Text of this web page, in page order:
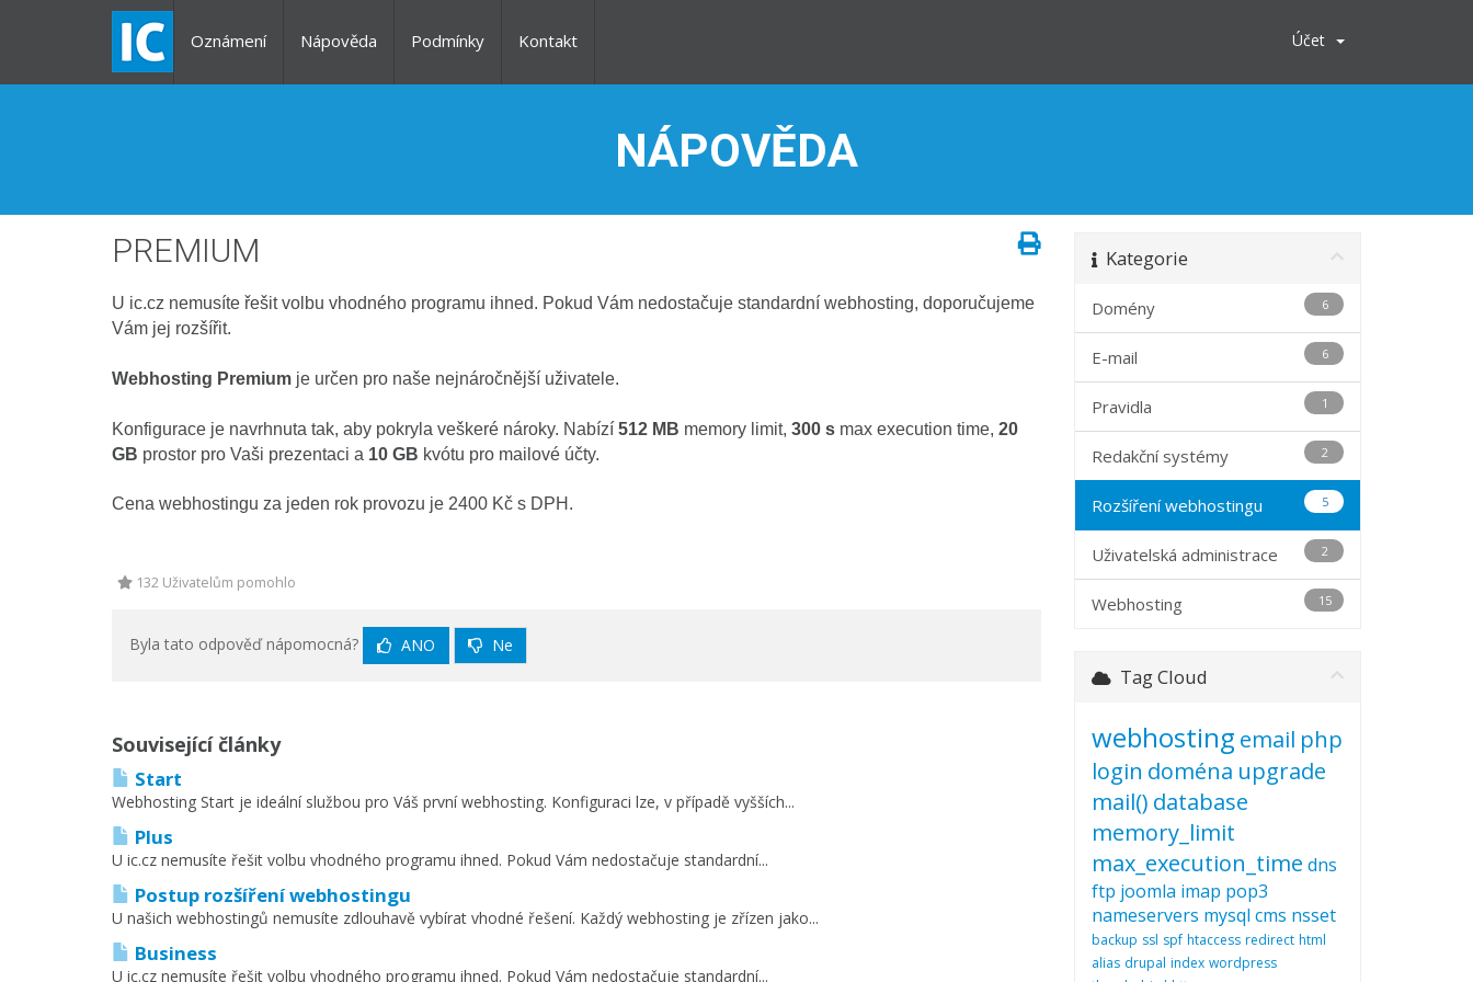
Účet
Oznámení Nápověda Podmínky Kontakt
NÁPOVĚDA
Kategorie
6
Domény
6
E-mail
1
Pravidla
2
Redakční systémy
5
Rozšíření webhostingu
2
Uživatelská administrace
15
Webhosting
PREMIUM
U ic.cz nemusíte řešit volbu vhodného programu ihned. Pokud Vám nedostačuje standardní webhosting, doporučujeme
Vám jej rozšířit.
Webhosting Premium je určen pro naše nejnáročnější uživatele.
Konfigurace je navrhnuta tak, aby pokryla veškeré nároky. Nabízí 512 MB memory limit, 300 s max execution time, 20
GB prostor pro Vaši prezentaci a 10 GB kvótu pro mailové účty.
Cena webhostingu za jeden rok provozu je 2400 Kč s DPH.
132 Uživatelům pomohlo
Byla tato odpověď nápomocná? ANO Ne
Související články
Start
Webhosting Start je ideální službou pro Váš první webhosting. Konfiguraci lze, v případě vyšších...
Plus
U ic.cz nemusíte řešit volbu vhodného programu ihned. Pokud Vám nedostačuje standardní...
Postup rozšíření webhostingu
U našich webhostingů nemusíte zdlouhavě vybírat vhodné řešení. Každý webhosting je zřízen jako...
Business
U ic.cz nemusíte řešit volbu vhodného programu ihned. Pokud Vám nedostačuje standardní...
Tag Cloud
webhosting email php
login doména upgrade
mail() database
memory_limit
max_execution_time dns
ftp joomla imap pop3
nameservers mysql cms nsset
backup ssl spf htaccess redirect html
alias drupal index wordpress